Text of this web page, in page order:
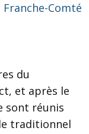
Comté
du
et après le
sont réunis
traditionnel